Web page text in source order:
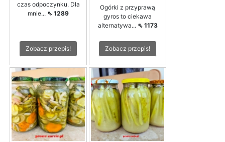
czas odpoczynku. Dla
mnie... ⇖ 1289
Zobacz przepis!
Ogórki z przyprawą
gyros to ciekawa
alternatywa... ⇖ 1173
Zobacz przepis!